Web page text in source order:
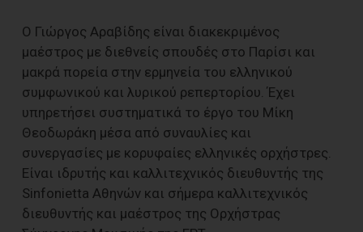
Ο Γιώργος Αραβίδης είναι διακεκριμένος
μαέστρος με διεθνείς σπουδές στο Παρίσι και
μακρά πορεία στην ερμηνεία του ελληνικού
συμφωνικού και λυρικού ρεπερτορίου. Έχει
υπηρετήσει συστηματικά το έργο του Μίκη
Θεοδωράκη μέσα από συναυλίες και
συνεργασίες με κορυφαίες ελληνικές ορχήστρες.
Είναι ιδρυτής και καλλιτεχνικός διευθυντής της
Sinfonietta Αθηνών και σήμερα καλλιτεχνικός
διευθυντής και μαέστρος της Ορχήστρας